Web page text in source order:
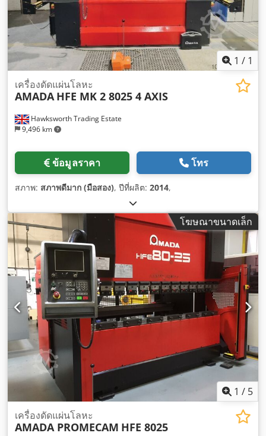
1 / 1
Hawksworth Trading Estate
9,496 km
เครื่องดัดแผ่นโลหะ
AMADA HFE MK 2 8025 4 AXIS
ข้อมูลราคา โทร
สภาพ: สภาพดีมาก (มือสอง), ปีที่ผลิต: 2014,
โฆษณาขนาดเล็ก
1 / 5
เครื่องดัดแผ่นโลหะ
AMADA PROMECAM HFE 8025